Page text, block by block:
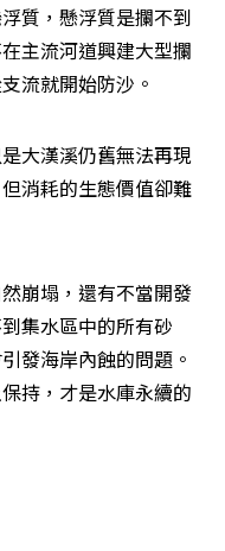
質，懸浮質是攔不到
主流河道興建大型攔
流就開始防沙。
大漢溪仍舊無法再現
消耗的生態價值卻難
崩塌，還有不當開發
集水區中的所有砂
發海岸內蝕的問題。
持，才是水庫永續的